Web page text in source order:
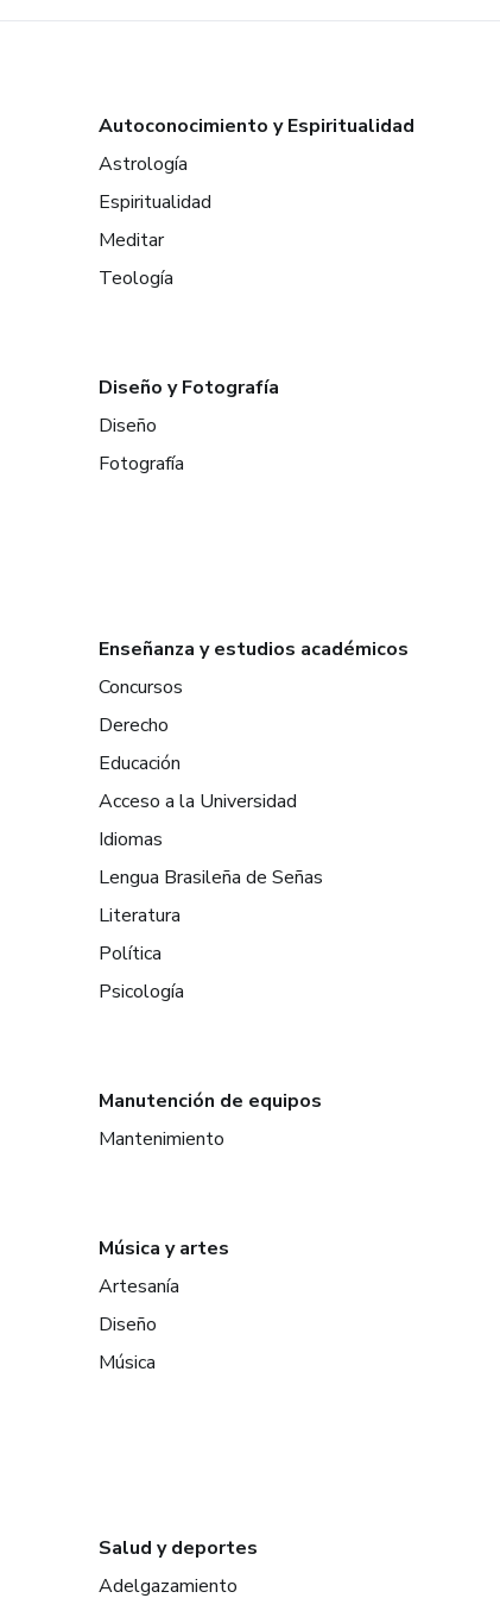
Autoconocimiento y Espiritualidad
Astrología
Espiritualidad
Meditar
Teología
Diseño y Fotografía
Diseño
Fotografía
Enseñanza y estudios académicos
Concursos
Derecho
Educación
Acceso a la Universidad
Idiomas
Lengua Brasileña de Señas
Literatura
Política
Psicología
Manutención de equipos
Mantenimiento
Música y artes
Artesanía
Diseño
Música
Salud y deportes
Adelgazamiento